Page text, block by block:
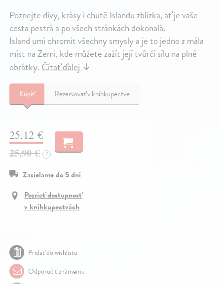
Poznejte divy, krásy i chutě Islandu zblízka, ať je vaše
cesta pestrá a po všech stránkách dokonalá.
Island umí ohromit všechny smysly a je to jedno z mála
míst na Zemi, kde můžete zažít její tvůrčí sílu na plné
obrátky. Čítať ďalej ↓
Kúpiť Rezervovať v kníhkupectve
25,12 €
25,90 € ?
Zasielame do 5 dní
Pozrieť dostupnosť
v kníhkupectvách
Pridať do wishlistu
Odporučiť známemu